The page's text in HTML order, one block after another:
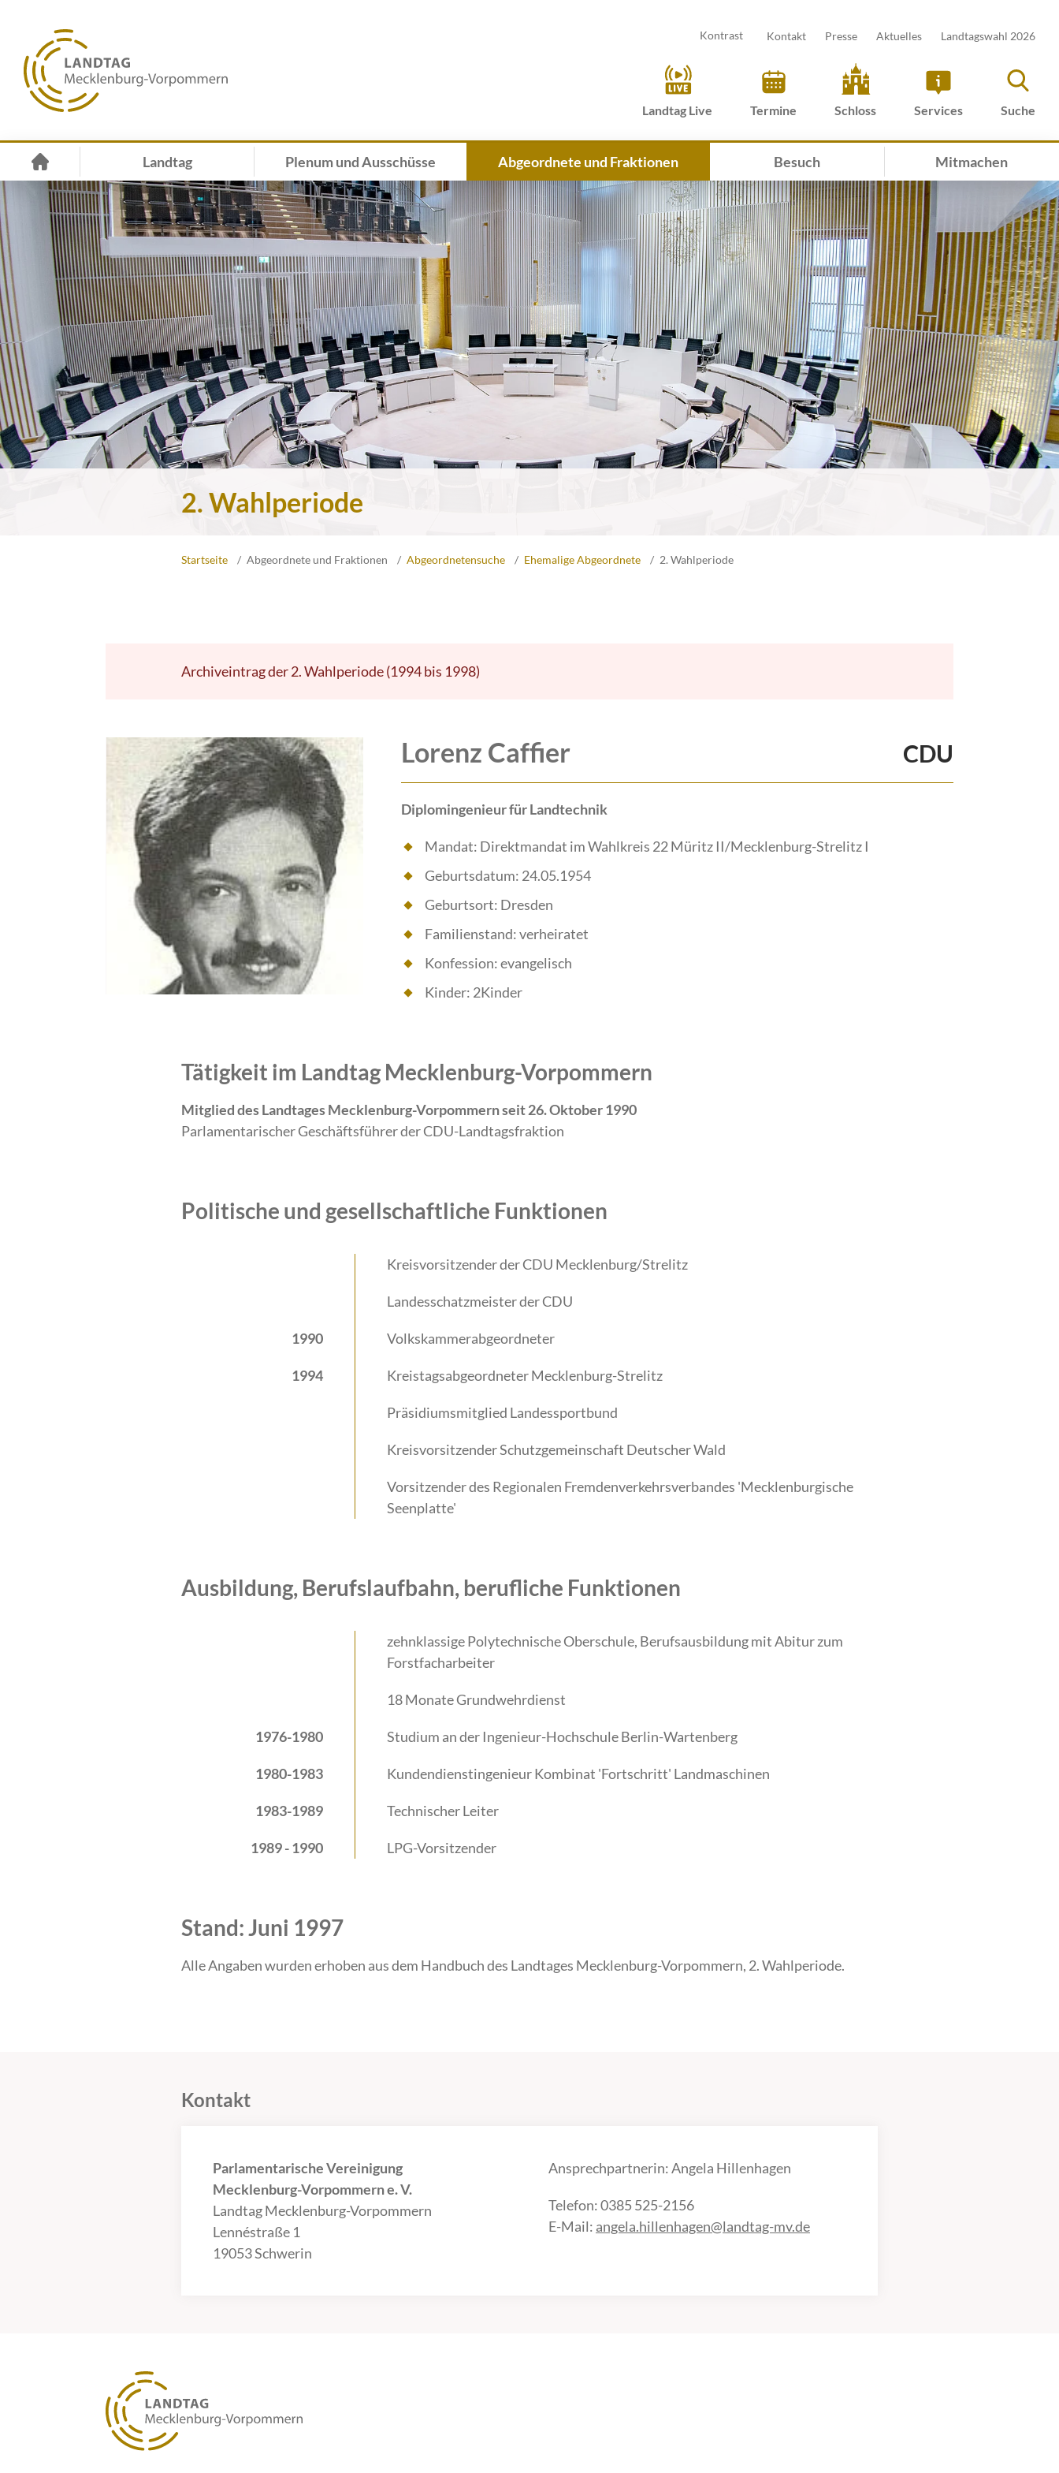
Kontrast Kontakt Presse Aktuelles Landtagswahl 2026
Landtag Live Termine Schloss Services Suche
Landtag Plenum und Ausschüsse Abgeordnete und Fraktionen Besuch Mitmachen
2. Wahlperiode
Startseite Abgeordnete und Fraktionen Abgeordnetensuche Ehemalige Abgeordnete 2. Wahlperiode
Archiveintrag der 2. Wahlperiode (1994 bis 1998)
Lorenz Caffier CDU
Diplomingenieur für Landtechnik
Mandat: Direktmandat im Wahlkreis 22 Müritz II/Mecklenburg-Strelitz I
Geburtsdatum: 24.05.1954
Geburtsort: Dresden
Familienstand: verheiratet
Konfession: evangelisch
Kinder: 2Kinder
Tätigkeit im Landtag Mecklenburg-Vorpommern
Mitglied des Landtages Mecklenburg-Vorpommern seit 26. Oktober 1990
Parlamentarischer Geschäftsführer der CDU-Landtagsfraktion
Politische und gesellschaftliche Funktionen
Kreisvorsitzender der CDU Mecklenburg/Strelitz
Landesschatzmeister der CDU
1990 Volkskammerabgeordneter
1994 Kreistagsabgeordneter Mecklenburg-Strelitz
Präsidiumsmitglied Landessportbund
Kreisvorsitzender Schutzgemeinschaft Deutscher Wald
Vorsitzender des Regionalen Fremdenverkehrsverbandes 'Mecklenburgische
Seenplatte'
Ausbildung, Berufslaufbahn, berufliche Funktionen
zehnklassige Polytechnische Oberschule, Berufsausbildung mit Abitur zum
Forstfacharbeiter
18 Monate Grundwehrdienst
1976-1980 Studium an der Ingenieur-Hochschule Berlin-Wartenberg
1980-1983 Kundendienstingenieur Kombinat 'Fortschritt' Landmaschinen
1983-1989 Technischer Leiter
1989 - 1990 LPG-Vorsitzender
Stand: Juni 1997
Alle Angaben wurden erhoben aus dem Handbuch des Landtages Mecklenburg-Vorpommern, 2. Wahlperiode.
Kontakt
Parlamentarische Vereinigung
Mecklenburg-Vorpommern e. V.
Landtag Mecklenburg-Vorpommern
Lennéstraße 1
19053 Schwerin
Ansprechpartnerin: Angela Hillenhagen
Telefon: 0385 525-2156
E-Mail: angela.hillenhagen@landtag-mv.de